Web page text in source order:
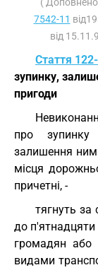
7542-11
від
Стаття
зупинку,
пригоди
про
залишення
місця
причетні, -
тягнуть
до п'ятнадцяти
громадян або
видами